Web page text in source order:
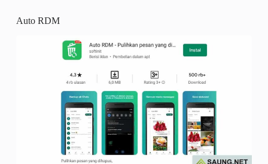
Auto RDM